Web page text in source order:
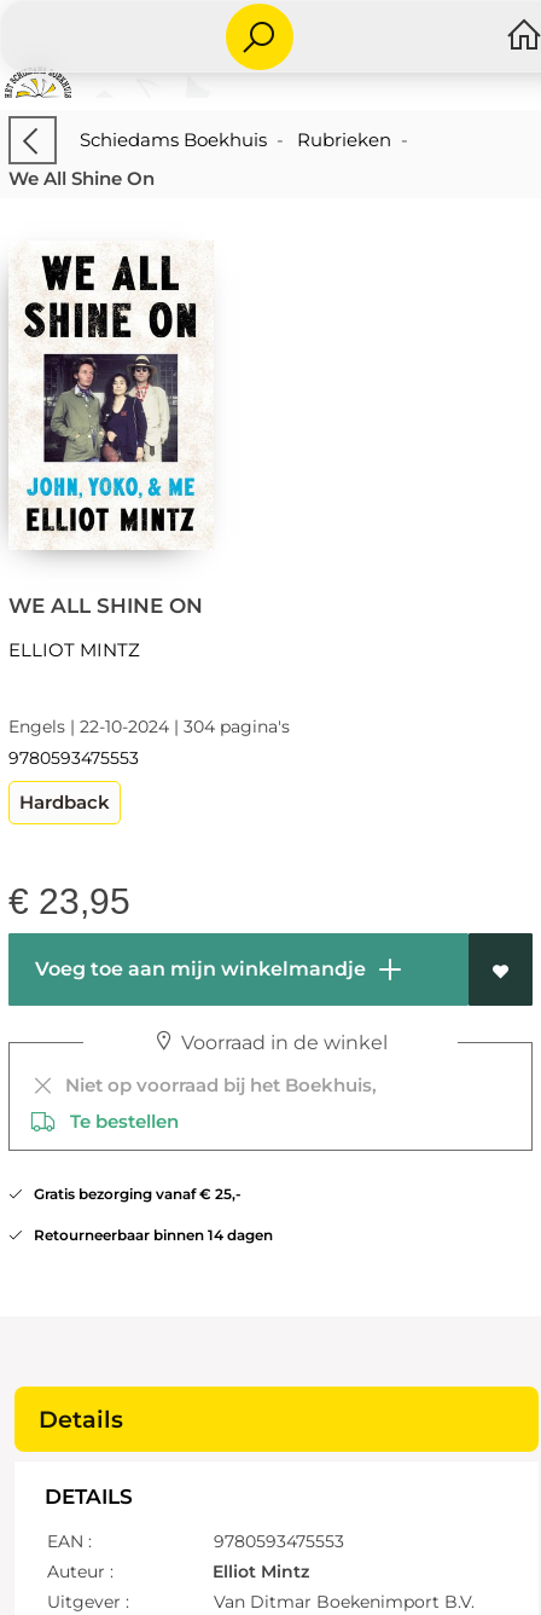
Schiedams Boekhuis- Rubrieken -
We All Shine On
WE ALL SHINE ON
ELLIOT MINTZ
Engels | 22-10-2024 | 304 pagina's
9780593475553
Hardback
€ 23,95
Voeg toe aan mijn winkelmandje
Voorraad in de winkel
Niet op voorraad bij het Boekhuis,
Te bestellen
Gratis bezorging vanaf € 25,-
Retourneerbaar binnen 14 dagen
Details
DETAILS
EAN :
9780593475553
Auteur :
Elliot Mintz
Uitgever :
Van Ditmar Boekenimport B.V.